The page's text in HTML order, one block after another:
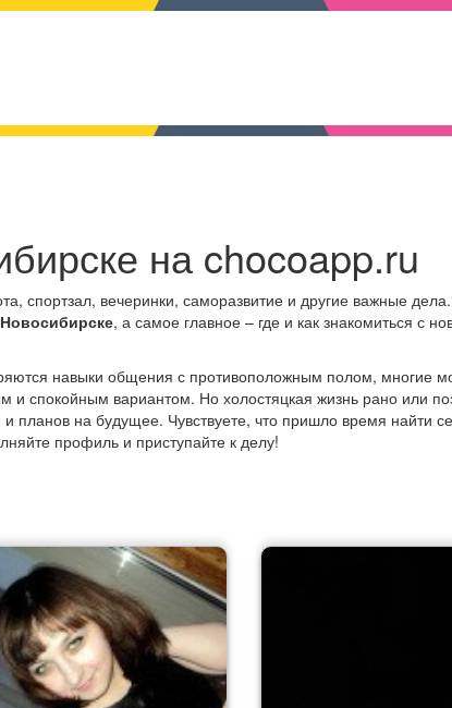
на chocoapp.ru
спортзал, вечеринки, саморазвитие и другие важные
, а самое главное – где и как знакомиться с
навыки общения с противоположным полом, многие
и спокойным вариантом. Но холостяцкая жизнь рано или
планов на будущее. Чувствуете, что пришло время найти
профиль и приступайте к делу!